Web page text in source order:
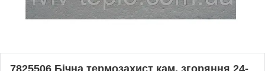
7825506 Бічна термозахист кам. згоряння 24-